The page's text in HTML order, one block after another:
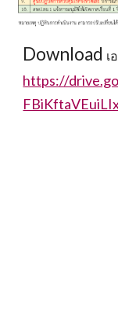
Download
https://